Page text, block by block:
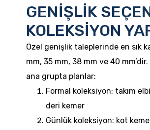
GENİŞLİK
KOLEKSİYON
Özel genişlik taleplerinde en sık
mm, 35 mm, 38 mm ve 40
ana grupta planlar:
Formal koleksiyon: takım
deri kemer
Günlük koleksiyon: kot